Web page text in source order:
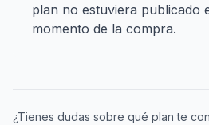
plan no estuviera publicado
momento de la compra.
¿Tienes dudas sobre qué plan te